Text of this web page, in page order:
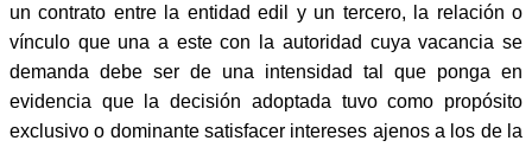
un contrato entre la entidad edil y un tercero, la relación o
vínculo que una a este con la autoridad cuya vacancia se
demanda debe ser de una intensidad tal que ponga en
evidencia que la decisión adoptada tuvo como propósito
exclusivo o dominante satisfacer intereses ajenos a los de la